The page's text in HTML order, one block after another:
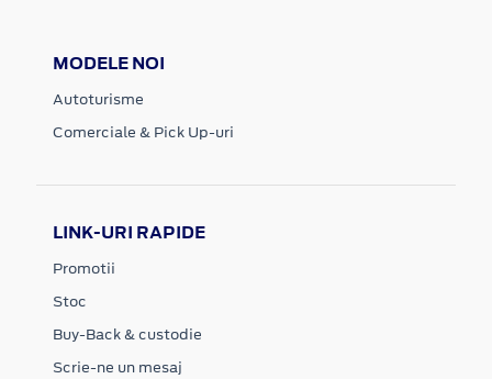
MODELE NOI
Autoturisme
Comerciale & Pick Up-uri
LINK-URI RAPIDE
Promotii
Stoc
Buy-Back & custodie
Scrie-ne un mesaj